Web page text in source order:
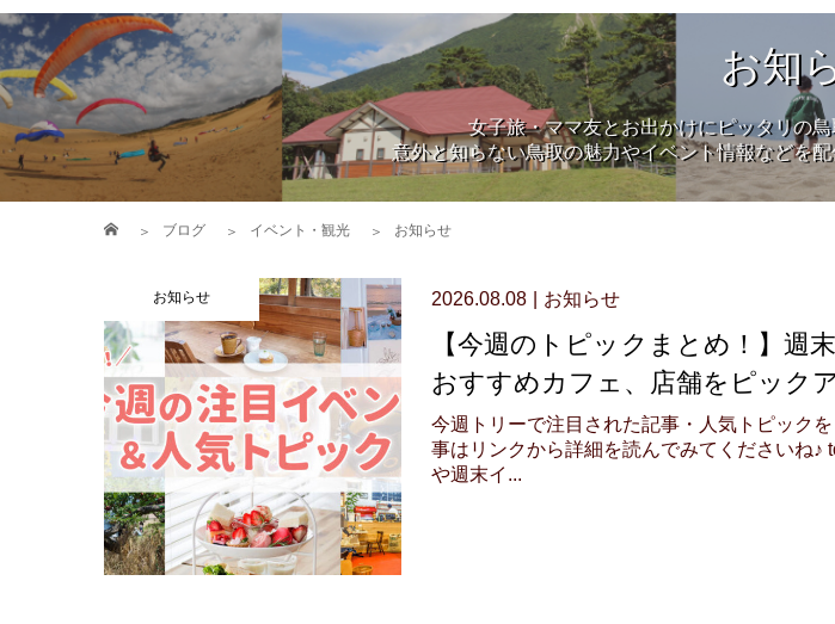
お知
女子旅・ママ友とお出かけにピッタリの
意外と知らない鳥取の魅力やイベント情報などを
ブログ イベント・観光 お知らせ
お知らせ 2026.08.08 お知らせ
【今週のトピックまとめ！】週
おすすめカフェ、店舗をピック
今週トリーで注目された記事・人気トピック
事はリンクから詳細を読んでみてくださいね♪
や週末イ...